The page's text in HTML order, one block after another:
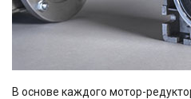
В основе каждого мотор-